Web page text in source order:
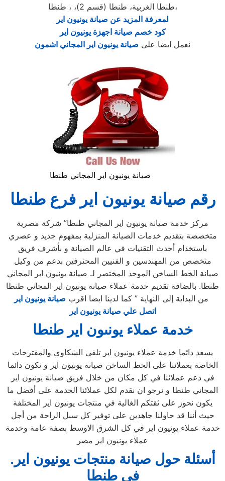
طنطا الغربية، طنطا (قسم 2)، ، طنطا،
لمعرفة المزيد عن صيانة يونيون اير
كود خصم صيانة اجهزة يونيون اير
نعمل ايضا على صيانة يونيون اير المجاني اشمون
صيانة يونيون اير المجاني طنطا
رقم صيانة يونيون اير فرع طنطا
مركز خدمة صيانة يونيون اير المجاني طنطا” شركة مصرية
متخصصة بتقديم خدمات الصيانة المنزلية بمفهوم جديد و عصري
باستخدام أحدث التقنيات في عالم الصيانة و بأشرف فريق
متخصص من المهندسين و الفنيين المحترفين بدعم من وكيل
صيانة الخط الساخن الموحد المختصر لـ صيانة يونيون اير المجاني
طنطا. بالضافة تقديم خدمة عملاء صيانة يونيون اير المجاني طنطا
من البداية إلى النهاية ” كما لدينا ايضا اقرب صيانة يونيون اير
اتصل علي صيانة يونيون اير
خدمة عملاء يونىون اير طنطا
يسعد دائما خدمة عملاء يونيون اير تلقى الشكاوى والمقترحات
الخاصة بعملائنا على الخط الساخن صيانة يونيون اير و نكون دائما
في دعم عملائنا في كل مكان من خلال فريق صيانة يونيون اير
المجاني طنطا و نرجو ان نقدم لكل عملائنا الخدمة على أفضل ما
يكون نحوز على ثقتكم الغالية في منتجات يونيون اير المختلفة
حيث أننا قد حاولنا جاهدين على توفير كل سبل الراحة من أجل
خدمة عملاء يونيون اير في كل الشرق الاوسط بصفة عامة وخدمة
عملاء يونيون اير مصر
.أسئلة حول صيانة منتجات يونيون اير
في طنطا